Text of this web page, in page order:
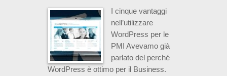
I cinque vantaggi
nell’utilizzare
WordPress per le
PMI Avevamo già
parlato del perché
WordPress è ottimo per il Business.